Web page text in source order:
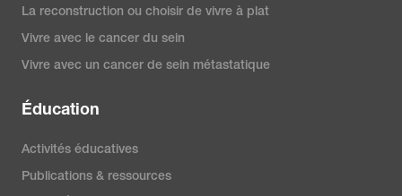
La reconstruction ou choisir de vivre à plat
Vivre avec le cancer du sein
Vivre avec un cancer de sein métastatique
Éducation
Activités éducatives
Publications & ressources